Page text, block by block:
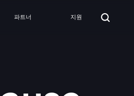
파트너 지원